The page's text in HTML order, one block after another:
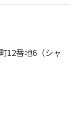
12番地6（シャ